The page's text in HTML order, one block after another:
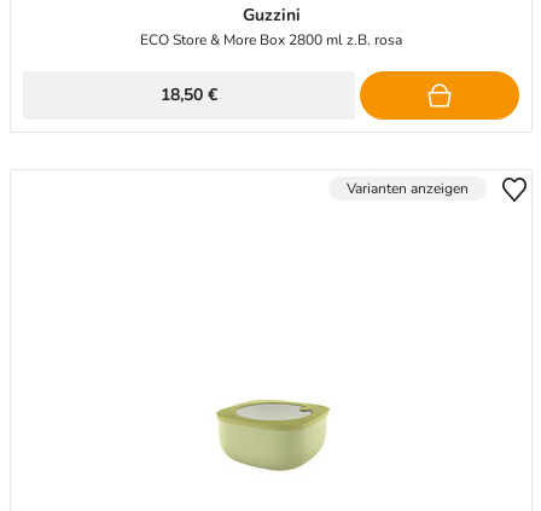
Guzzini
ECO Store & More Box 2800 ml z.B. rosa
18,50 €
Varianten anzeigen